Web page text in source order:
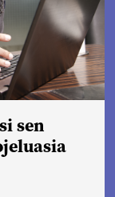
sen